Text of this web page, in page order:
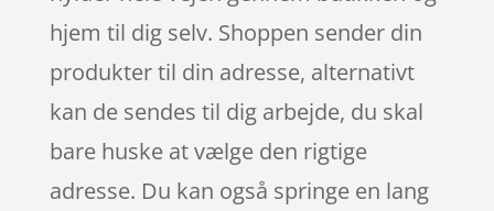
hjem til dig selv. Shoppen sender din
produkter til din adresse, alternativt
kan de sendes til dig arbejde, du skal
bare huske at vælge den rigtige
adresse. Du kan også springe en lang